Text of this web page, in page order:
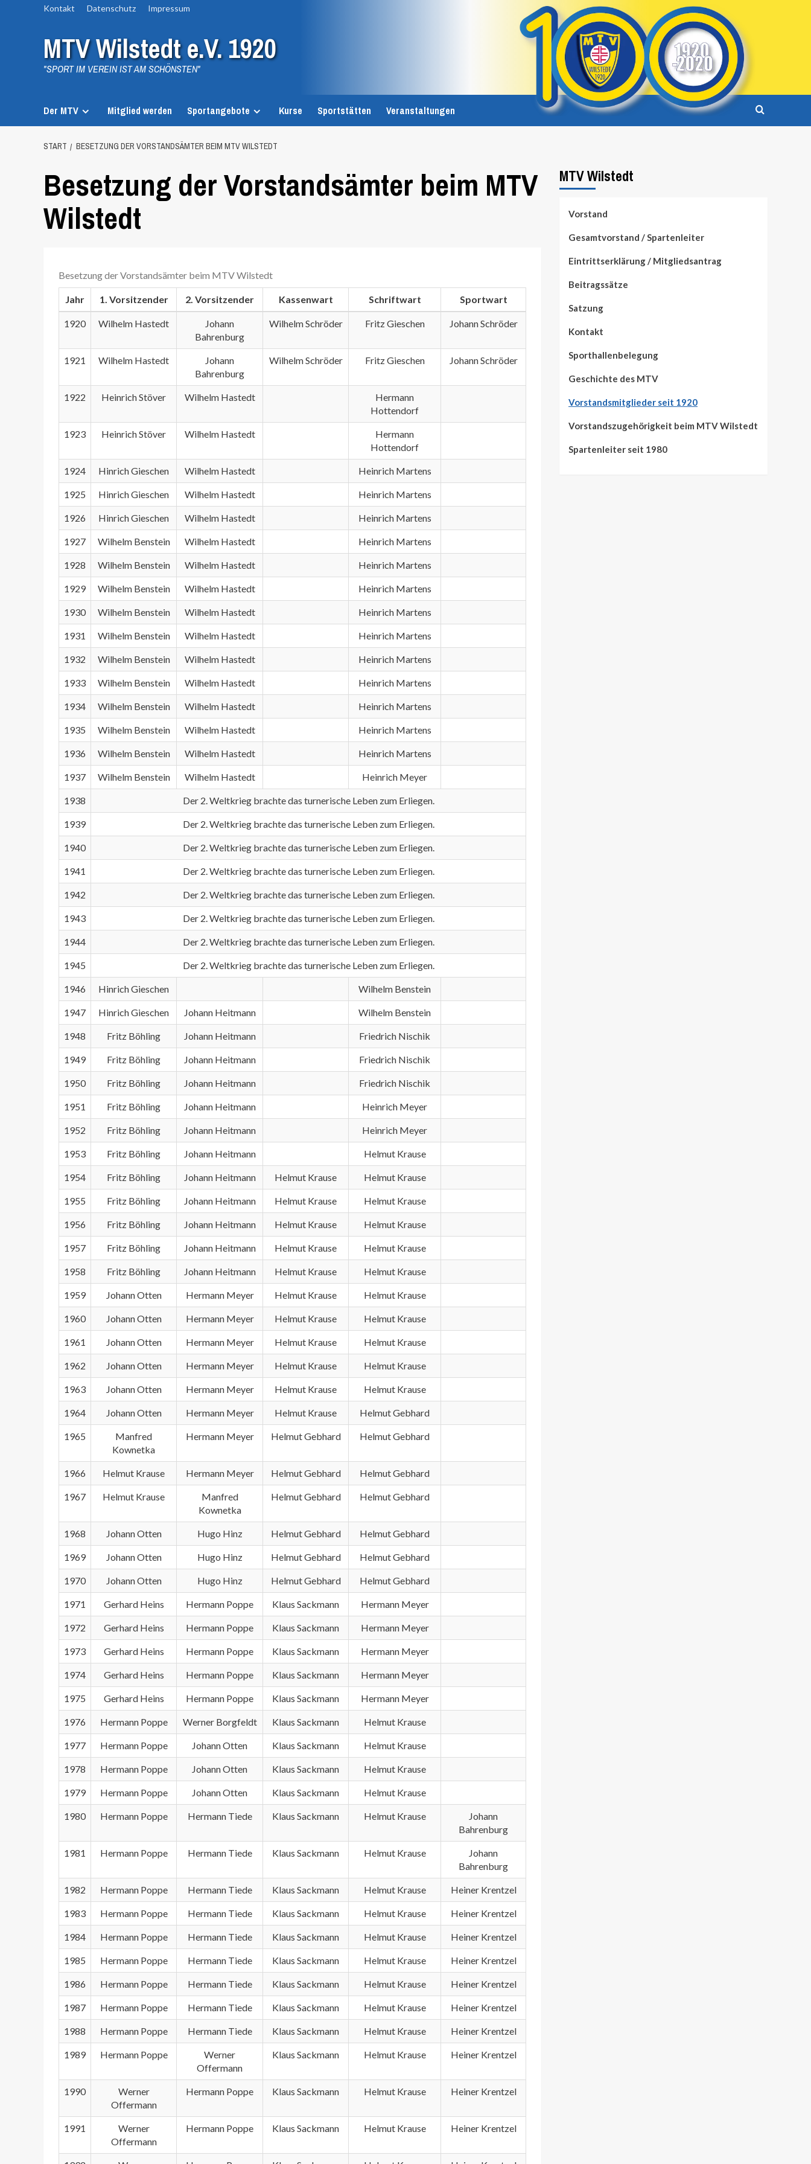
Kontakt Datenschutz Impressum
MTV Wilstedt e.V. 1920
"SPORT IM VEREIN IST AM SCHÖNSTEN"
Der MTV Mitglied werden Sportangebote Kurse Sportstätten Veranstaltungen
START BESETZUNG DER VORSTANDSÄMTER BEIM MTV WILSTEDT
Besetzung der Vorstandsämter beim MTV
Wilstedt
Besetzung der Vorstandsämter beim MTV Wilstedt
Jahr 1. Vorsitzender 2. Vorsitzender Kassenwart Schriftwart Sportwart
1920 Wilhelm Hastedt
Johann
Bahrenburg
Wilhelm Schröder Fritz Gieschen Johann Schröder
1921 Wilhelm Hastedt
Johann
Bahrenburg
Wilhelm Schröder Fritz Gieschen Johann Schröder
1922 Heinrich Stöver Wilhelm Hastedt
Hermann
Hottendorf
1923 Heinrich Stöver Wilhelm Hastedt
Hermann
Hottendorf
1924 Hinrich Gieschen Wilhelm Hastedt Heinrich Martens
1925 Hinrich Gieschen Wilhelm Hastedt Heinrich Martens
1926 Hinrich Gieschen Wilhelm Hastedt Heinrich Martens
1927 Wilhelm Benstein Wilhelm Hastedt Heinrich Martens
1928 Wilhelm Benstein Wilhelm Hastedt Heinrich Martens
1929 Wilhelm Benstein Wilhelm Hastedt Heinrich Martens
1930 Wilhelm Benstein Wilhelm Hastedt Heinrich Martens
1931 Wilhelm Benstein Wilhelm Hastedt Heinrich Martens
1932 Wilhelm Benstein Wilhelm Hastedt Heinrich Martens
1933 Wilhelm Benstein Wilhelm Hastedt Heinrich Martens
1934 Wilhelm Benstein Wilhelm Hastedt Heinrich Martens
1935 Wilhelm Benstein Wilhelm Hastedt Heinrich Martens
1936 Wilhelm Benstein Wilhelm Hastedt Heinrich Martens
1937 Wilhelm Benstein Wilhelm Hastedt Heinrich Meyer
1938 Der 2. Weltkrieg brachte das turnerische Leben zum Erliegen.
1939 Der 2. Weltkrieg brachte das turnerische Leben zum Erliegen.
1940 Der 2. Weltkrieg brachte das turnerische Leben zum Erliegen.
1941 Der 2. Weltkrieg brachte das turnerische Leben zum Erliegen.
1942 Der 2. Weltkrieg brachte das turnerische Leben zum Erliegen.
1943 Der 2. Weltkrieg brachte das turnerische Leben zum Erliegen.
1944 Der 2. Weltkrieg brachte das turnerische Leben zum Erliegen.
1945 Der 2. Weltkrieg brachte das turnerische Leben zum Erliegen.
1946 Hinrich Gieschen Wilhelm Benstein
1947 Hinrich Gieschen Johann Heitmann Wilhelm Benstein
1948 Fritz Böhling Johann Heitmann Friedrich Nischik
1949 Fritz Böhling Johann Heitmann Friedrich Nischik
1950 Fritz Böhling Johann Heitmann Friedrich Nischik
1951 Fritz Böhling Johann Heitmann Heinrich Meyer
1952 Fritz Böhling Johann Heitmann Heinrich Meyer
1953 Fritz Böhling Johann Heitmann Helmut Krause
1954 Fritz Böhling Johann Heitmann Helmut Krause Helmut Krause
1955 Fritz Böhling Johann Heitmann Helmut Krause Helmut Krause
1956 Fritz Böhling Johann Heitmann Helmut Krause Helmut Krause
1957 Fritz Böhling Johann Heitmann Helmut Krause Helmut Krause
1958 Fritz Böhling Johann Heitmann Helmut Krause Helmut Krause
1959 Johann Otten Hermann Meyer Helmut Krause Helmut Krause
1960 Johann Otten Hermann Meyer Helmut Krause Helmut Krause
1961 Johann Otten Hermann Meyer Helmut Krause Helmut Krause
1962 Johann Otten Hermann Meyer Helmut Krause Helmut Krause
1963 Johann Otten Hermann Meyer Helmut Krause Helmut Krause
1964 Johann Otten Hermann Meyer Helmut Krause Helmut Gebhard
1965
Manfred
Kownetka
Hermann Meyer Helmut Gebhard Helmut Gebhard
1966 Helmut Krause Hermann Meyer Helmut Gebhard Helmut Gebhard
1967 Helmut Krause
Manfred
Kownetka
Helmut Gebhard Helmut Gebhard
1968 Johann Otten Hugo Hinz Helmut Gebhard Helmut Gebhard
1969 Johann Otten Hugo Hinz Helmut Gebhard Helmut Gebhard
1970 Johann Otten Hugo Hinz Helmut Gebhard Helmut Gebhard
1971 Gerhard Heins Hermann Poppe Klaus Sackmann Hermann Meyer
1972 Gerhard Heins Hermann Poppe Klaus Sackmann Hermann Meyer
1973 Gerhard Heins Hermann Poppe Klaus Sackmann Hermann Meyer
1974 Gerhard Heins Hermann Poppe Klaus Sackmann Hermann Meyer
1975 Gerhard Heins Hermann Poppe Klaus Sackmann Hermann Meyer
1976 Hermann Poppe Werner Borgfeldt Klaus Sackmann Helmut Krause
1977 Hermann Poppe Johann Otten Klaus Sackmann Helmut Krause
1978 Hermann Poppe Johann Otten Klaus Sackmann Helmut Krause
1979 Hermann Poppe Johann Otten Klaus Sackmann Helmut Krause
1980 Hermann Poppe Hermann Tiede Klaus Sackmann Helmut Krause
Johann
Bahrenburg
1981 Hermann Poppe Hermann Tiede Klaus Sackmann Helmut Krause
Johann
Bahrenburg
1982 Hermann Poppe Hermann Tiede Klaus Sackmann Helmut Krause Heiner Krentzel
1983 Hermann Poppe Hermann Tiede Klaus Sackmann Helmut Krause Heiner Krentzel
1984 Hermann Poppe Hermann Tiede Klaus Sackmann Helmut Krause Heiner Krentzel
1985 Hermann Poppe Hermann Tiede Klaus Sackmann Helmut Krause Heiner Krentzel
1986 Hermann Poppe Hermann Tiede Klaus Sackmann Helmut Krause Heiner Krentzel
1987 Hermann Poppe Hermann Tiede Klaus Sackmann Helmut Krause Heiner Krentzel
1988 Hermann Poppe Hermann Tiede Klaus Sackmann Helmut Krause Heiner Krentzel
1989 Hermann Poppe
Werner
Offermann
Klaus Sackmann Helmut Krause Heiner Krentzel
1990
Werner
Offermann
Hermann Poppe Klaus Sackmann Helmut Krause Heiner Krentzel
1991
Werner
Offermann
Hermann Poppe Klaus Sackmann Helmut Krause Heiner Krentzel
MTV Wilstedt
Vorstand
Gesamtvorstand / Spartenleiter
Eintrittserklärung / Mitgliedsantrag
Beitragssätze
Satzung
Kontakt
Sporthallenbelegung
Geschichte des MTV
Vorstandsmitglieder seit 1920
Vorstandszugehörigkeit beim MTV Wilstedt
Spartenleiter seit 1980